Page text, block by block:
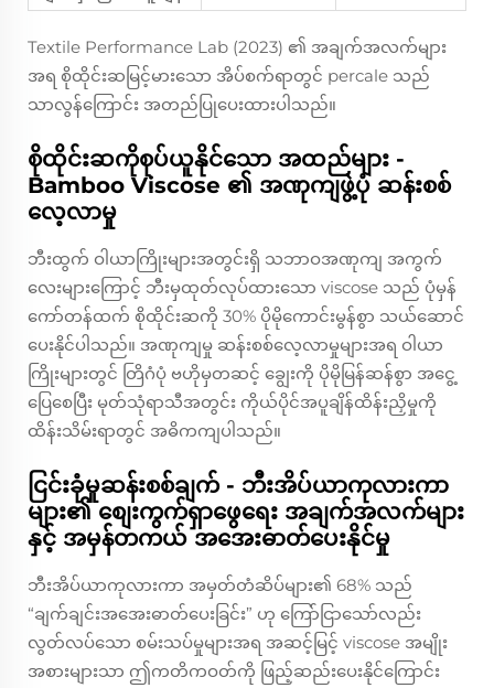
Textile Performance Lab (2023) ၏ အချက်အလက်များ
အရ စိုထိုင်းဆမြင့်မားသော အိပ်စက်ရာတွင် percale သည်
သာလွန်ကြောင်း အတည်ပြုပေးထားပါသည်။
စိုထိုင်းဆကိုစုပ်ယူနိုင်သော အထည်များ -
Bamboo Viscose ၏ အဏုကျဖွဲ့ပုံ ဆန်းစစ်
လေ့လာမှု
ဘီးထွက် ဝါယာကြိုးများအတွင်းရှိ သဘာဝအဏုကျ အကွက်
လေးများကြောင့် ဘီးမှထုတ်လုပ်ထားသော viscose သည် ပုံမှန်
ကော်တန်ထက် စိုထိုင်းဆကို 30% ပိုမိုကောင်းမွန်စွာ သယ်ဆောင်
ပေးနိုင်ပါသည်။ အဏုကျမှု ဆန်းစစ်လေ့လာမှုများအရ ဝါယာ
ကြိုးများတွင် တြိဂံပုံ ဗဟိုမှတဆင့် ချွေးကို ပိုမိုမြန်ဆန်စွာ အငွေ့
ပြေစေပြီး မုတ်သုံရာသီအတွင်း ကိုယ်ပိုင်အပူချိန်ထိန်းညှိမှုကို
ထိန်းသိမ်းရာတွင် အဓိကကျပါသည်။
ငြင်းခုံမှုဆန်းစစ်ချက် - ဘီးအိပ်ယာကုလားကာ
များ၏ စျေးကွက်ရှာဖွေရေး အချက်အလက်များ
နှင့် အမှန်တကယ် အအေးဓာတ်ပေးနိုင်မှု
ဘီးအိပ်ယာကုလားကာ အမှတ်တံဆိပ်များ၏ 68% သည်
“ချက်ချင်းအအေးဓာတ်ပေးခြင်း” ဟု ကြော်ငြာသော်လည်း
လွတ်လပ်သော စမ်းသပ်မှုများအရ အဆင့်မြင့် viscose အမျိုး
အစားများသာ ဤကတိကဝတ်ကို ဖြည့်ဆည်းပေးနိုင်ကြောင်း